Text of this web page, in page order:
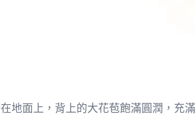
地面上，背上的大花苞飽滿圓潤，充